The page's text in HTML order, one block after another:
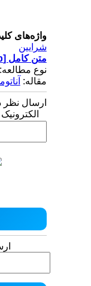
واژه‌های
شرایین
متن کامل[PDF 2206 kb]
نوع مطالعه:
مقاله:
ارسال نظر
الکترونیک